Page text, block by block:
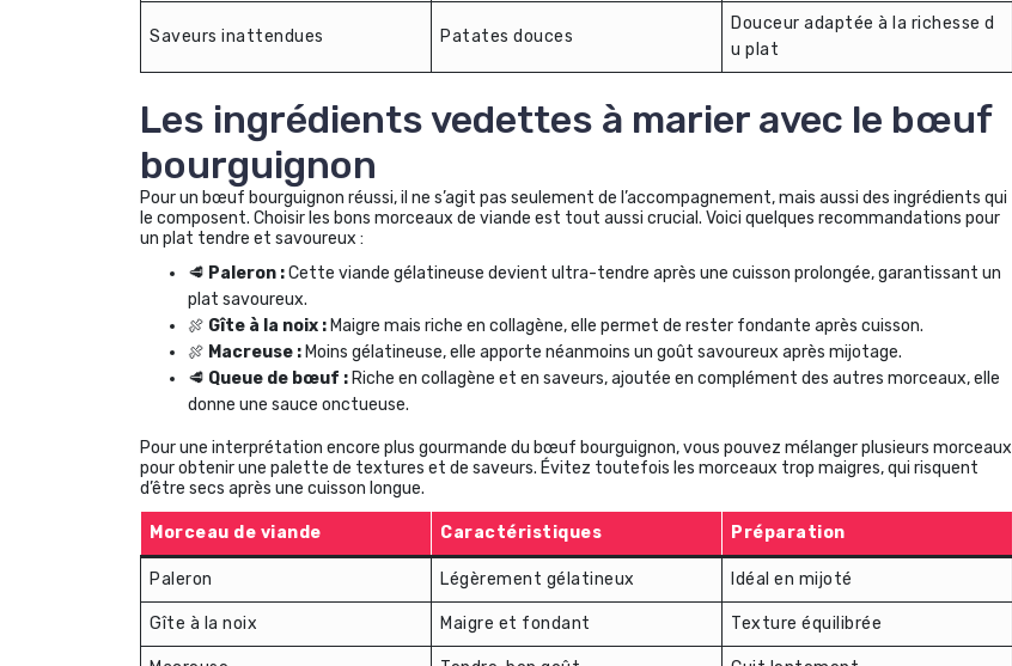
Saveurs inattendues Patates douces
Douceur adaptée à la richesse d
u plat
Les ingrédients vedettes à marier avec le bœuf
bourguignon
Pour un bœuf bourguignon réussi, il ne s’agit pas seulement de l’accompagnement, mais aussi des ingrédients qui
le composent. Choisir les bons morceaux de viande est tout aussi crucial. Voici quelques recommandations pour
un plat tendre et savoureux :
🥩 Paleron :Cette viande gélatineuse devient ultra-tendre après une cuisson prolongée, garantissant un
plat savoureux.
🍖 Gîte à la noix : Maigre mais riche en collagène, elle permet de rester fondante après cuisson.
🍖 Macreuse : Moins gélatineuse, elle apporte néanmoins un goût savoureux après mijotage.
🥩 Queue de bœuf : Riche en collagène et en saveurs, ajoutée en complément des autres morceaux, elle
donne une sauce onctueuse.
Pour une interprétation encore plus gourmande du bœuf bourguignon, vous pouvez mélanger plusieurs morceaux
pour obtenir une palette de textures et de saveurs. Évitez toutefois les morceaux trop maigres, qui risquent
d’être secs après une cuisson longue.
Morceau de viande Caractéristiques Préparation
Paleron Légèrement gélatineux Idéal en mijoté
Gîte à la noix Maigre et fondant Texture équilibrée